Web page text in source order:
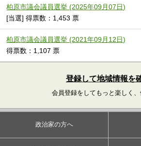
柏原市議会議員選挙 (2025年09月07日)
[当選] 得票数：1,453 票
柏原市議会議員選挙 (2021年09月12日)
得票数：1,107 票
登録して地域情報を
会員登録をしてもっと楽しく、
政治家の方へ